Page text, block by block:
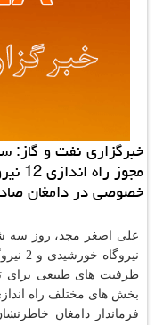
خبرگزاری نفت و گاز:
خصوصی در دامغان
ظرفیت های طبیعی برای
بخش های مختلف راه
فرماندار دامغان